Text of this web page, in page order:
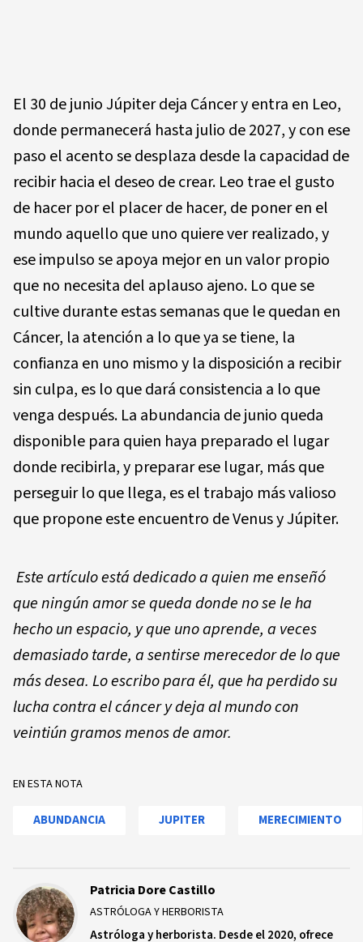
El 30 de junio Júpiter deja Cáncer y entra en Leo,
donde permanecerá hasta julio de 2027, y con ese
paso el acento se desplaza desde la capacidad de
recibir hacia el deseo de crear. Leo trae el gusto
de hacer por el placer de hacer, de poner en el
mundo aquello que uno quiere ver realizado, y
ese impulso se apoya mejor en un valor propio
que no necesita del aplauso ajeno. Lo que se
cultive durante estas semanas que le quedan en
Cáncer, la atención a lo que ya se tiene, la
confianza en uno mismo y la disposición a recibir
sin culpa, es lo que dará consistencia a lo que
venga después. La abundancia de junio queda
disponible para quien haya preparado el lugar
donde recibirla, y preparar ese lugar, más que
perseguir lo que llega, es el trabajo más valioso
que propone este encuentro de Venus y Júpiter.
Este artículo está dedicado a quien me enseñó
que ningún amor se queda donde no se le ha
hecho un espacio, y que uno aprende, a veces
demasiado tarde, a sentirse merecedor de lo que
más desea. Lo escribo para él, que ha perdido su
lucha contra el cáncer y deja al mundo con
veintiún gramos menos de amor.
EN ESTA NOTA
ABUNDANCIA JUPITER MERECIMIENTO
Patricia Dore Castillo
ASTRÓLOGA Y HERBORISTA
Astróloga y herborista. Desde el 2020, ofrece